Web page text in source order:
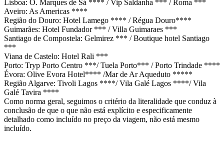
Lisboa: O. Marques de Sá **** / Vip Saldanha *** / Roma ***
Aveiro: As Americas ****
Região do Douro: Hotel Lamego **** / Régua Douro****
Guimarães: Hotel Fundador *** / Villa Guimaraes ***
Santiago de Compostela: Gelmirez *** / Boutique hotel Santiago
***
Viana de Castelo: Hotel Rali ***
Porto: Tryp Porto Centro ***/ Tuela Porto*** / Porto Trindade ****
Évora: Olive Evora Hotel**** /Mar de Ar Aqueduto *****
Região Algarve: Tivoli Lagos ****/ Vila Galé Lagos ****/ Vila
Galé Tavira ****
Como norma geral, seguimos o critério da literalidade que conduz à
conclusão de que o que não está explícito e especificamente
detalhado como incluído no preço da viagem, não está mesmo
incluído.